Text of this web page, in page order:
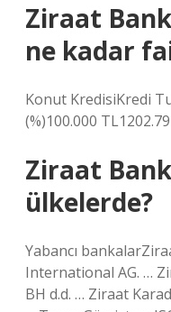
Ziraat
ne kadar
Konut KredisiKredi
(%)100.000
Ziraat
ülkelerde?
Yabancı
International AG. …
BH d.d. … Ziraat